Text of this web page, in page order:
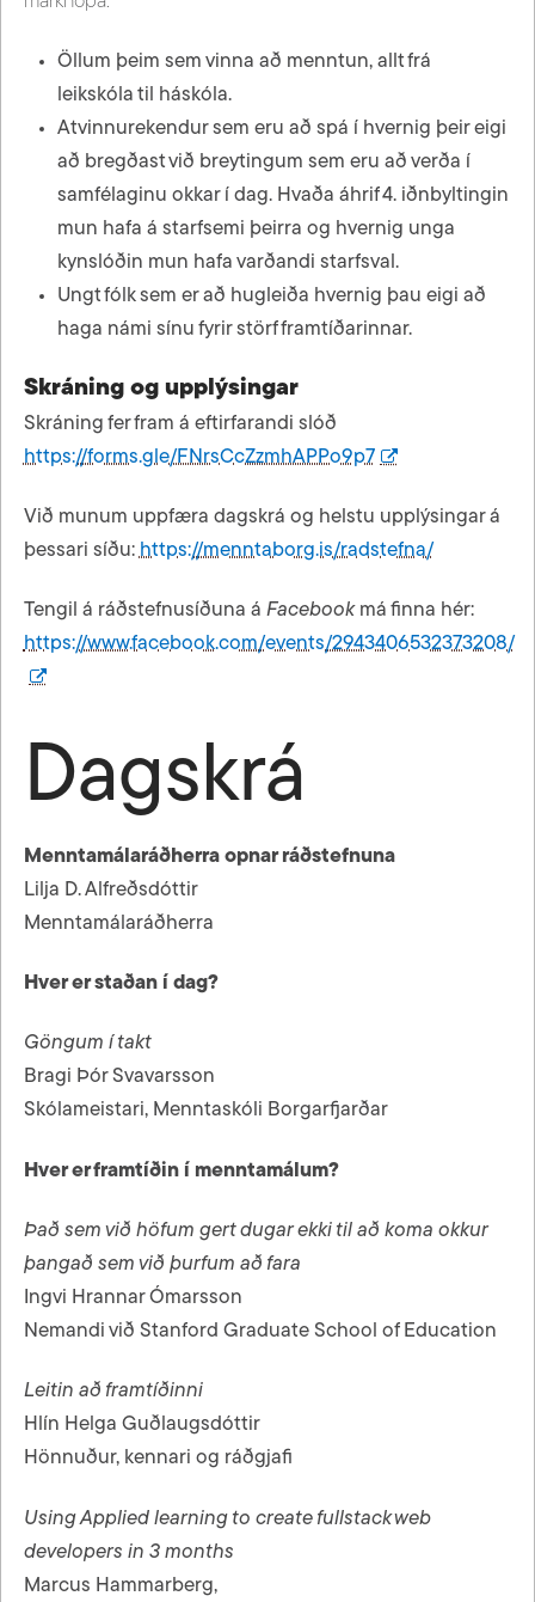
Öllum þeim sem vinna að menntun, allt frá
leikskóla til háskóla.
Atvinnurekendur sem eru að spá í hvernig þeir eigi
að bregðast við breytingum sem eru að verða í
samfélaginu okkar í dag. Hvaða áhrif 4. iðnbyltingin
mun hafa á starfsemi þeirra og hvernig unga
kynslóðin mun hafa varðandi starfsval.
Ungt fólk sem er að hugleiða hvernig þau eigi að
haga námi sínu fyrir störf framtíðarinnar.
Skráning og upplýsingar
Skráning fer fram á eftirfarandi slóð
https://forms.gle/FNrsCcZzmhAPPo9p7
Við munum uppfæra dagskrá og helstu upplýsingar á
þessari síðu: https://menntaborg.is/radstefna/
Tengil á ráðstefnusíðuna á Facebookmá finna hér:
https://www.facebook.com/events/2943406532373208/
Dagskrá
Menntamálaráðherra opnar ráðstefnuna
Lilja D. Alfreðsdóttir
Menntamálaráðherra
Hver er staðan í dag?
Göngum í takt
Bragi Þór Svavarsson
Skólameistari, Menntaskóli Borgarfjarðar
Hver er framtíðin í menntamálum?
Það sem við höfum gert dugar ekki til að koma okkur
þangað sem við þurfum að fara
Ingvi Hrannar Ómarsson
Nemandi við Stanford Graduate School of Education
Leitin að framtíðinni
Hlín Helga Guðlaugsdóttir
Hönnuður, kennari og ráðgjafi
Using Applied learning to create fullstack web
developers in 3 months
Marcus Hammarberg,